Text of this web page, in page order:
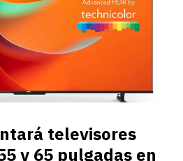
televisores
y 65 pulgadas en